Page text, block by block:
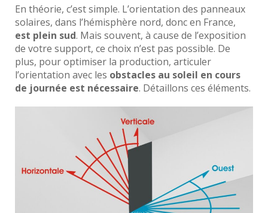
En théorie, c’est simple. L’orientation des panneaux
solaires, dans l’hémisphère nord, donc en France,
est plein sud. Mais souvent, à cause de l’exposition
de votre support, ce choix n’est pas possible. De
plus, pour optimiser la production, articuler
l’orientation avec les obstacles au soleil en cours
de journée est nécessaire. Détaillons ces éléments.